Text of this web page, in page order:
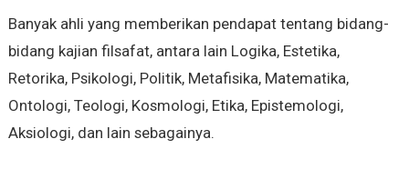
Banyak ahli yang memberikan pendapat tentang bidang-
bidang kajian filsafat, antara lain Logika, Estetika,
Retorika, Psikologi, Politik, Metafisika, Matematika,
Ontologi, Teologi, Kosmologi, Etika, Epistemologi,
Aksiologi, dan lain sebagainya.